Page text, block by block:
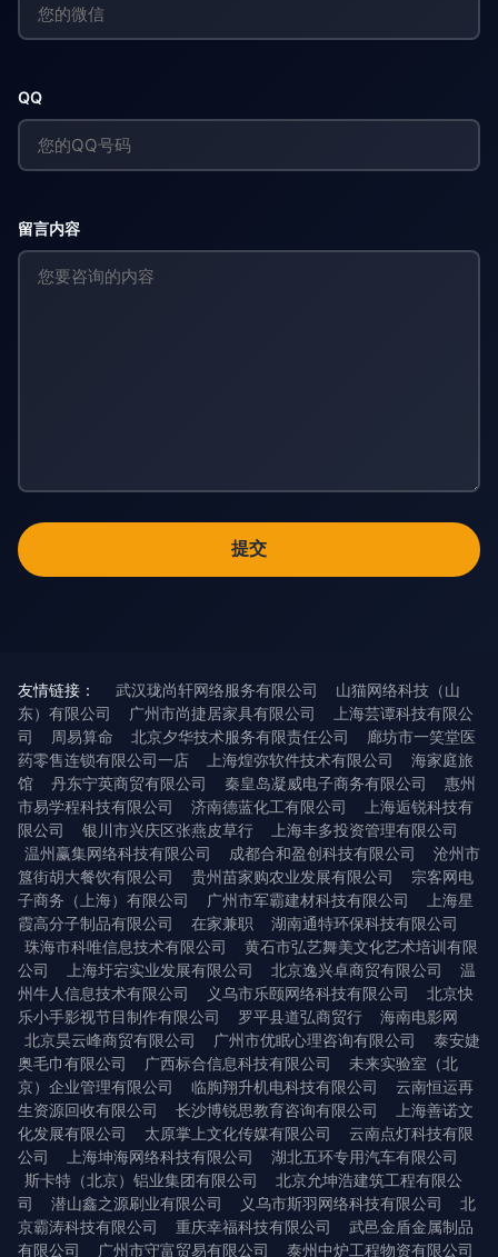
QQ
留言内容
友情链接： 武汉珑尚轩网络服务有限公司
山猫网络科技（山
东）有限公司
广州市尚捷居家具有限公司
上海芸谭科技有限公
司
周易算命 北京夕华技术服务有限责任公司
廊坊市一笑堂医
药零售连锁有限公司一店
上海煌弥软件技术有限公司
海家庭旅
馆
丹东宁英商贸有限公司 秦皇岛凝威电子商务有限公司
惠州
市易学程科技有限公司
济南德蓝化工有限公司
上海逅锐科技有
限公司
银川市兴庆区张燕皮草行
上海丰多投资管理有限公司
温州赢集网络科技有限公司
成都合和盈创科技有限公司
沧州市
簋街胡大餐饮有限公司
贵州苗家购农业发展有限公司
宗客网电
子商务（上海）有限公司
广州市军霸建材科技有限公司
上海星
霞高分子制品有限公司
在家兼职
湖南通特环保科技有限公司
珠海市科唯信息技术有限公司
黄石市弘艺舞美文化艺术培训有限
公司
上海圩宕实业发展有限公司 北京逸兴卓商贸有限公司
温
州牛人信息技术有限公司
义乌市乐颐网络科技有限公司
北京快
乐小手影视节目制作有限公司
罗平县道弘商贸行
海南电影网
北京昊云峰商贸有限公司
广州市优眠心理咨询有限公司
泰安婕
奥毛巾有限公司
广西标合信息科技有限公司
未来实验室（北
京）企业管理有限公司
临朐翔升机电科技有限公司
云南恒运再
生资源回收有限公司
长沙博锐思教育咨询有限公司
上海善诺文
化发展有限公司
太原掌上文化传媒有限公司
云南点灯科技有限
公司
上海坤海网络科技有限公司
湖北五环专用汽车有限公司
斯卡特（北京）铝业集团有限公司
北京允坤浩建筑工程有限公
司
潜山鑫之源刷业有限公司 义乌市斯羽网络科技有限公司
北
京霸涛科技有限公司
重庆幸福科技有限公司
武邑金盾金属制品
有限公司
广州市守富贸易有限公司 泰州中炉工程物资有限公司